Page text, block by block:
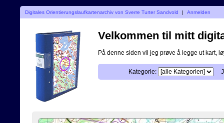
Digitales Orientierungslaufkartenarchiv von Sverre Turter Sandvold | Anmelden
Velkommen til mitt
På denne siden vil jeg prøve å legge ut kart,
Kategorie: